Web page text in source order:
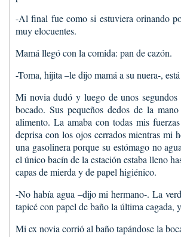
-Al final fue como si estuviera orinando
muy elocuentes.
Mamá llegó con la comida: pan de cazón.
-Toma, hijita –le dijo mamá a su nuera-,
Mi novia dudó y luego de unos
bocado. Sus pequeños dedos de la
alimento. La amaba con todas mis
deprisa con los ojos cerrados mientras mi
una gasolinera porque su estómago no
el único bacín de la estación estaba lleno
capas de mierda y de papel higiénico.
-No había agua –dijo mi hermano-. La
tapicé con papel de baño la última
Mi ex novia corrió al baño tapándose la